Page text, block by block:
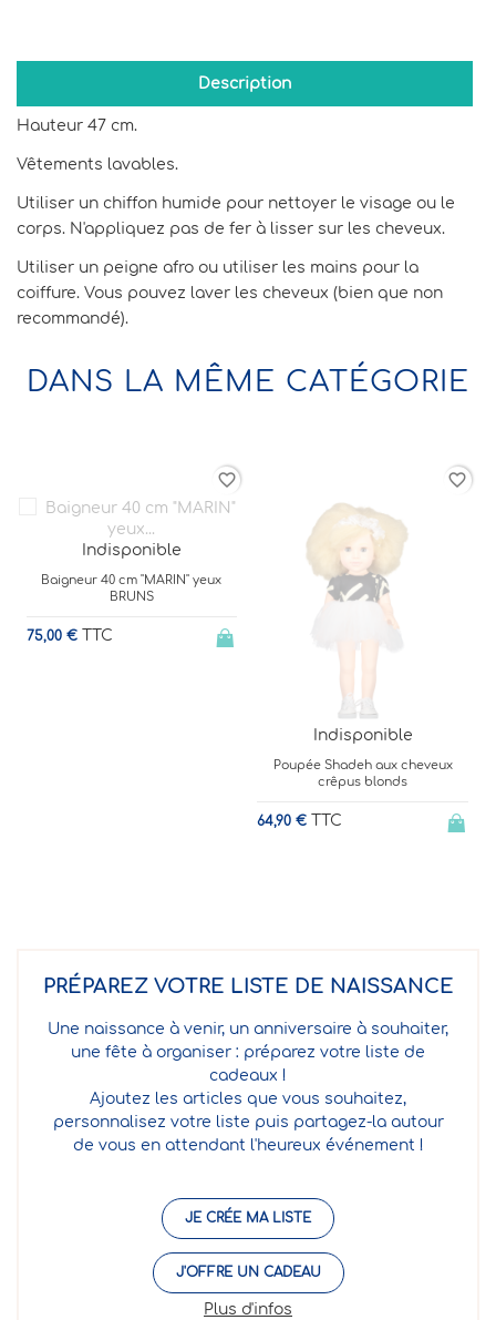
Description
Hauteur 47 cm.
Vêtements lavables.
Utiliser un chiffon humide pour nettoyer le visage ou le
corps. N'appliquez pas de fer à lisser sur les cheveux.
Utiliser un peigne afro ou utiliser les mains pour la
coiffure. Vous pouvez laver les cheveux (bien que non
recommandé).
DANS LA MÊME CATÉGORIE
Indisponible
Baigneur 40 cm "MARIN" yeux
BRUNS
75,00 €TTC
favorite_border
Indisponible
Poupée Shadeh aux cheveux
crêpus blonds
64,90 € TTC
favorite_border
PRÉPAREZ VOTRE LISTE DE NAISSANCE
Une naissance à venir, un anniversaire à souhaiter,
une fête à organiser : préparez votre liste de
cadeaux !
Ajoutez les articles que vous souhaitez,
personnalisez votre liste puis partagez-la autour
de vous en attendant l'heureux événement !
JE CRÉE MA LISTE
J'OFFRE UN CADEAU
Plus d'infos